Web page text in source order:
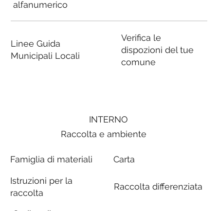
alfanumerico
Linee Guida
Municipali Locali
Verifica le
dispozioni del tue
comune
INTERNO
Raccolta e ambiente
Famiglia di materiali
Istruzioni per la
raccolta
Carta
Raccolta differenziata